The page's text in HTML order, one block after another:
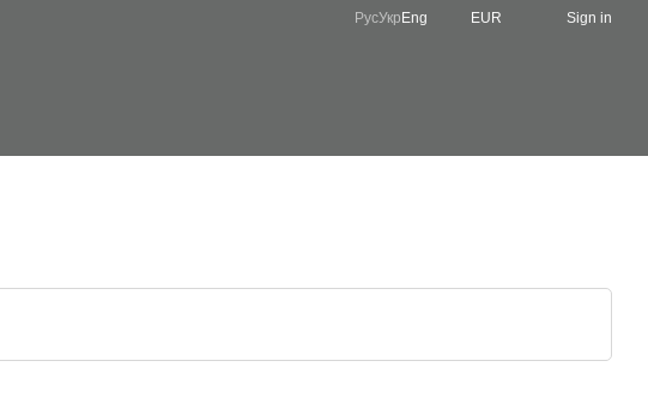
РусУкр Eng EUR Sign in